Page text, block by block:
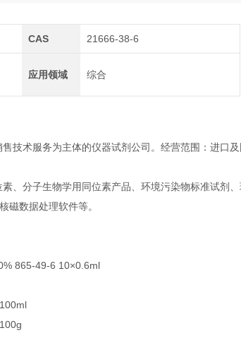
CAS 21666-38-6
应用领域 综合
技术服务为主体的仪器试剂公司。经营范围：进口
、分子生物学用同位素产品、环境污染物标准试剂
磁数据处理软件等。
865-49-6 10×0.6ml